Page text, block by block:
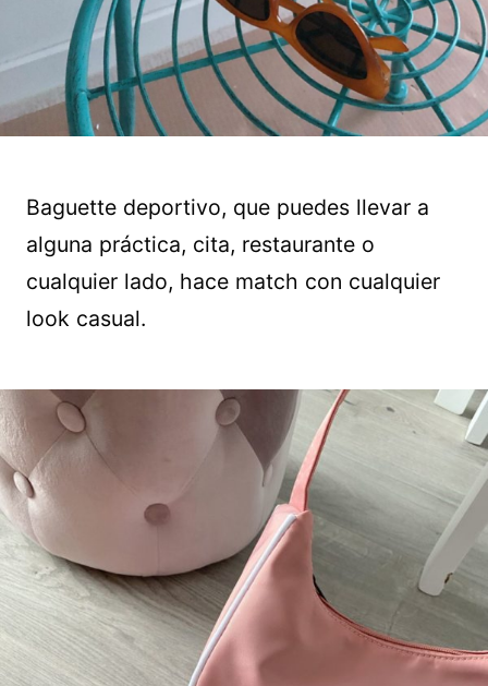
Baguette deportivo, que puedes llevar a
alguna práctica, cita, restaurante o
cualquier lado, hace match con cualquier
look casual.